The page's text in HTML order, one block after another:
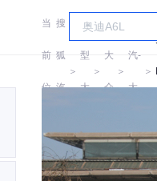
当
前
位
搜
狐
汽
＞
车
型
大
＞
大
众
＞
汽-
大
＞